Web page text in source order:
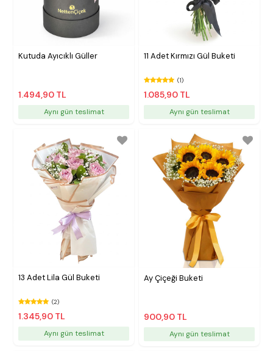
Kutuda Ayıcıklı Güller
1.494,90 TL
Aynı gün teslimat
11 Adet Kırmızı Gül Buketi
(1)
1.085,90 TL
Aynı gün teslimat
13 Adet Lila Gül Buketi
(2)
1.345,90 TL
Aynı gün teslimat
Ay Çiçeği Buketi
900,90 TL
Aynı gün teslimat